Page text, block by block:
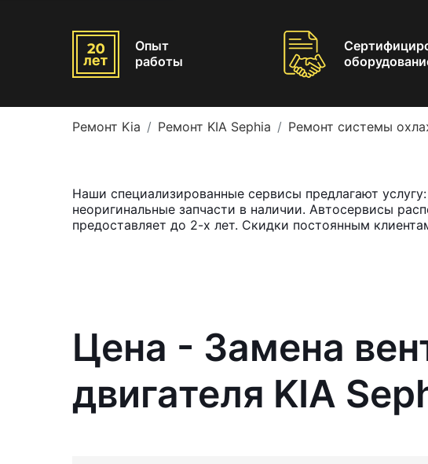
Опыт
работы
Ремонт Kia Ремонт KIA Sephia Ремонт системы
Наши специализированные сервисы предлагают
неоригинальные запчасти в наличии. Автосервисы
предоставляет до 2-х лет. Скидки постоянным
Цена - Замена
двигателя KIA